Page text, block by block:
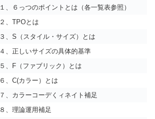
１、６っつのポイントとは（各一覧表参照）
２、TPOとは
３、S（スタイル・サイズ）とは
４、正しいサイズの具体的基準
５、F（ファブリック）とは
６、C(カラー）とは
７、カラーコーデくィネイト補足
８、理論運用補足